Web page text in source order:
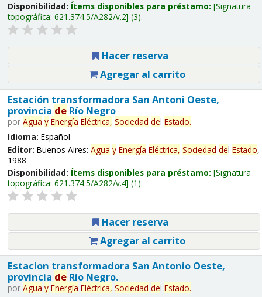
Disponibilidad: Ítems disponibles para préstamo: Signatura
topográfica: 621.374.5/A282/v.2 (3).
Hacer reserva
Agregar al carrito
Estación transformadora San Antoni Oeste,
provincia deRío Negro
por Agua y Energía Eléctrica, Sociedad del Estado.
Idioma: Español
Editor: Buenos Aires: Agua y Energía Eléctrica, Sociedad del Estado,
1988
Disponibilidad: Ítems disponibles para préstamo: Signatura
topográfica: 621.374.5/A282/v.4 (1).
Hacer reserva
Agregar al carrito
Estacion transformadora San Antonio Oeste,
provincia deRío Negro.
por Agua y Energía Eléctrica, Sociedad del Estado.